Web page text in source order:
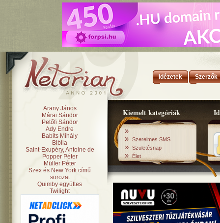
Idézetek Szerzők
Kiemelt kategóriák
»
» Szerelmes SMS
» Születésnap
» Élet
Arany János
Márai Sándor
Petőfi Sándor
Ady Endre
Babits Mihály
Biblia
Saint-Exupéry, Antoine de
Popper Péter
Müller Péter
Szex és New York című
sorozat
Quimby együttes
Twilight